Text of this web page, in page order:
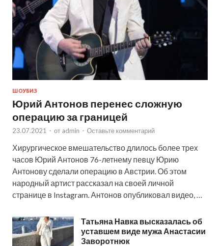
ШОУБИЗ
Юрий Антонов перенес сложную
операцию за границей
23.07.2021 - от admin - Оставьте комментарий
Хирургическое вмешательство длилось более трех
часов Юрий Антонов 76-летнему певцу Юрию
Антонову сделали операцию в Австрии. Об этом
народный артист рассказал на своей личной
странице в Instagram. Антонов опубликовал видео, …
Татьяна Навка высказалась об
уставшем виде мужа Анастасии
Заворотнюк